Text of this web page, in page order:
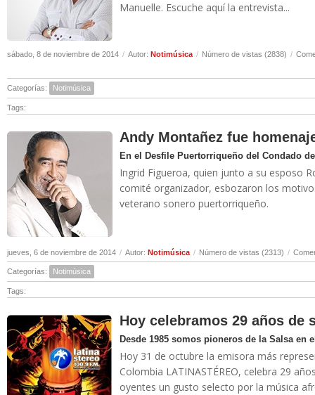
Manuelle. Escuche aquí la entrevista...
sábado, 8 de noviembre de 2014 / Autor: Notimúsica / Número de vistas (2838) /
Categorías: Notimúsica
Tags:
Andy Montañez fue
En el Desfile Puertorriqueño del Condado
Ingrid Figueroa, quien junto a su esposo
comité organizador, esbozaron los
veterano sonero puertorriqueño.
jueves, 6 de noviembre de 2014 / Autor: Notimúsica / Número de vistas (2313) /
Categorías: Notimúsica
Tags:
Hoy celebramos 29 años de
Desde 1985 somos pioneros de la Salsa en
Hoy 31 de octubre la emisora más
Colombia LATINASTÉREO, celebra 29
oyentes un gusto selecto por la música